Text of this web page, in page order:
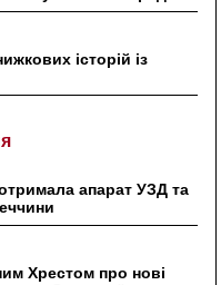
історій із
апарат УЗД та
Хрестом про нові